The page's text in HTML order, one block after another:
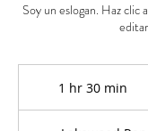
Soy un eslogan. Haz clic
1 hr 30 min